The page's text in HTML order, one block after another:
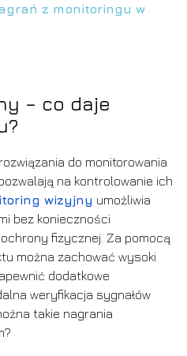
z monitoringu w
– co daje
do monitorowania
na kontrolowanie ich
wizyjny umożliwia
bez konieczności
fizycznej. Za pomocą
można zachować wysoki
dodatkowe
weryfikacja sygnałów
takie nagrania